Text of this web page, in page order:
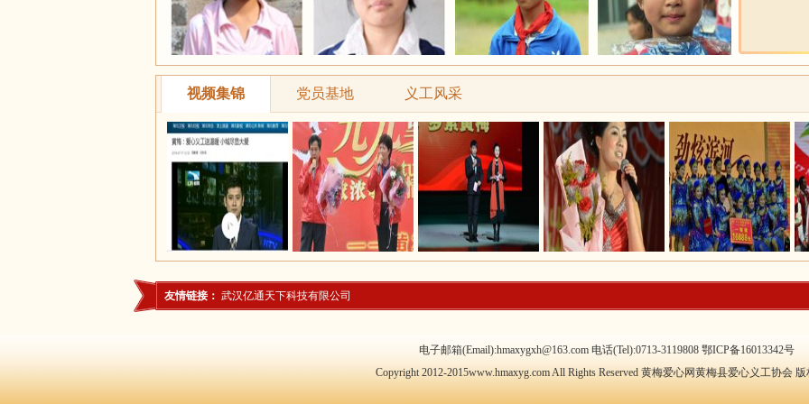
视频集锦 党员基地 义工风采
友情链接： 武汉亿通天下科技有限公司
电子邮箱(Email):hmaxygxh@163.com 电话(Tel):0713-3119808 鄂ICP备16013342号
Copyright 2012-2015www.hmaxyg.com All Rights Reserved 黄梅爱心网黄梅县爱心义工协会